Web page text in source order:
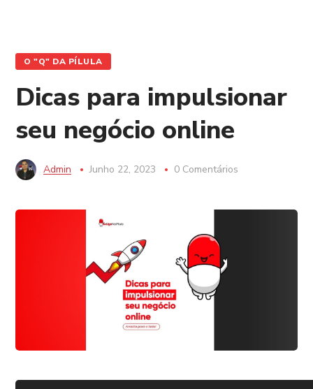
O "Q" DA PÍLULA
Dicas para impulsionar
seu negócio online
Admin Junho 22, 2023 0 Comentários